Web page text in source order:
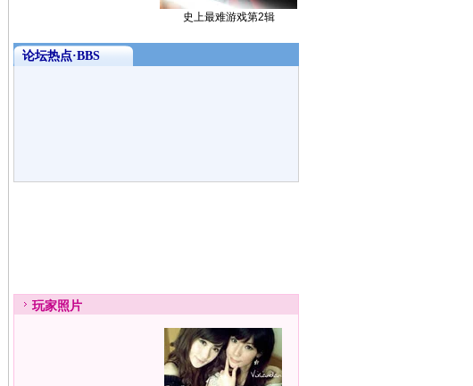
史上最难游戏第2辑
论坛热点·BBS
玩家照片